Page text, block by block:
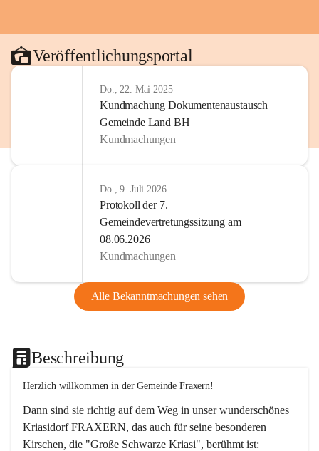
Veröffentlichungsportal
Do., 22. Mai 2025
Kundmachung Dokumentenaustausch
Gemeinde Land BH
Kundmachungen
Do., 9. Juli 2026
Protokoll der 7.
Gemeindevertretungssitzung am
08.06.2026
Kundmachungen
Alle Bekanntmachungen sehen
Beschreibung
Herzlich willkommen in der Gemeinde Fraxern!
Dann sind sie richtig auf dem Weg in unser wunderschönes
Kriasidorf FRAXERN, das auch für seine besonderen
Kirschen, die "Große Schwarze Kriasi", berühmt ist: